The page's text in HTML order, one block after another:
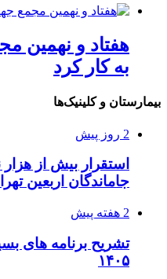
هفتاد و نهمین
به کار کرد
بیمارستان و کلینیک‌ها
2 روز پیش
استقرار بیش از
جاماندگان اربعین
2 هفته پیش
تشریح برنامه های
۱۴۰۵